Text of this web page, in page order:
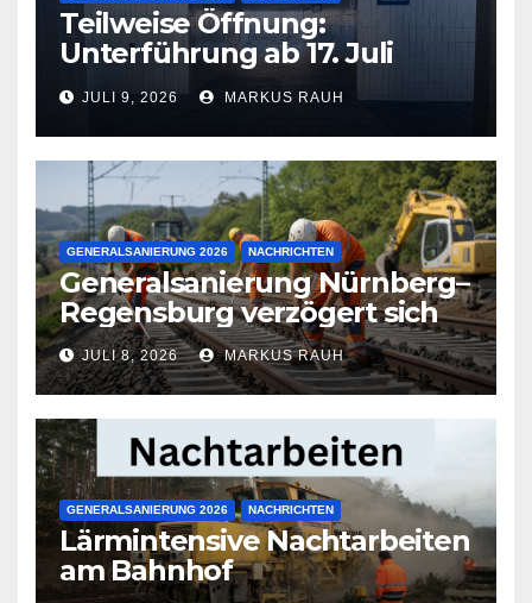
Teilweise Öffnung:
Unterführung ab 17. Juli
wieder frei
JULI 9, 2026 MARKUS RAUH
GENERALSANIERUNG 2026 NACHRICHTEN
Generalsanierung Nürnberg–
Regensburg verzögert sich
JULI 8, 2026 MARKUS RAUH
GENERALSANIERUNG 2026 NACHRICHTEN
Lärmintensive Nachtarbeiten
am Bahnhof